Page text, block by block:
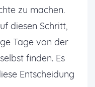
zu machen.
diesen Schritt,
Tage von der
finden. Es
Entscheidung